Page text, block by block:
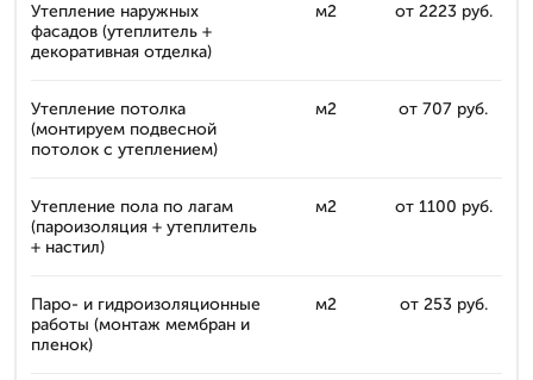
Утепление наружных
фасадов (утеплитель +
декоративная отделка)
м2 от 2223 руб.
Утепление потолка
(монтируем подвесной
потолок с утеплением)
м2 от 707 руб.
Утепление пола по лагам
(пароизоляция + утеплитель
+ настил)
м2 от 1100 руб.
Паро- и гидроизоляционные
работы (монтаж мембран и
пленок)
м2 от 253 руб.